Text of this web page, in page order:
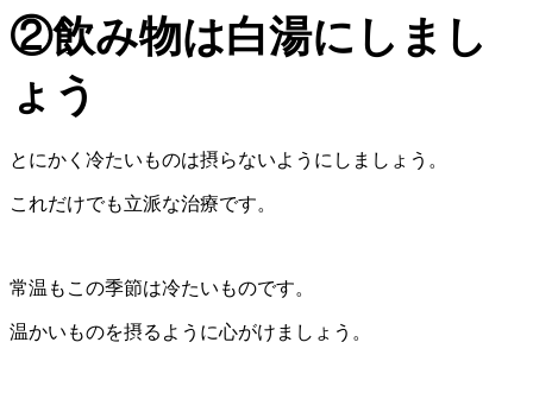
②飲み物は白湯にしまし
ょう
とにかく冷たいものは摂らないようにしましょう。
これだけでも立派な治療です。
常温もこの季節は冷たいものです。
温かいものを摂るように心がけましょう。